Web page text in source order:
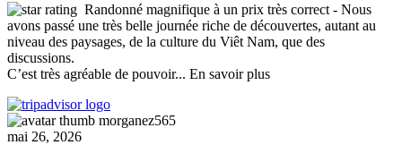
Randonné magnifique à un prix très correct - Nous
avons passé une très belle journée riche de découvertes, autant au
niveau des paysages, de la culture du Viêt Nam, que des
discussions.
C’est très agréable de pouvoir... En savoir plus
morganez565
mai 26, 2026